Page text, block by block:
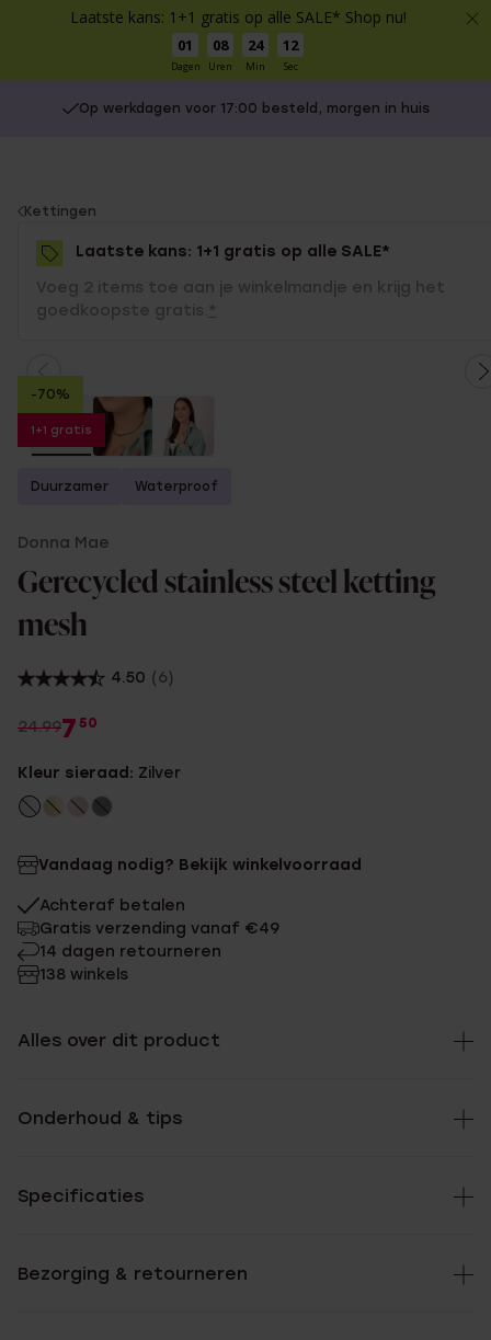
Laatste kans: 1+1 gratis op alle SALE* Shop nu!
01
Dagen
08
Uren
24
Min
12
Sec
Op werkdagen voor 17:00 besteld, morgen in huis
You
are
here:
Kettingen
Laatste kans: 1+1 gratis op alle SALE*
Voeg 2 items toe aan je winkelmandje en krijg het
goedkoopste gratis. *
-70%
1+1 gratis
Duurzamer Waterproof
Donna Mae
Gerecycled stainless steel ketting
mesh
4.50 (6)
24.997 50
Kleur sieraad: Zilver
Vandaag nodig? Bekijk winkelvoorraad
Achteraf betalen
Gratis verzending vanaf €49
14 dagen retourneren
138 winkels
Alles over dit product
Onderhoud & tips
Specificaties
Bezorging & retourneren